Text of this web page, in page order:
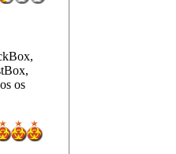
os